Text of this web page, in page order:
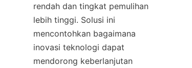
rendah dan tingkat pemulihan
lebih tinggi. Solusi ini
mencontohkan bagaimana
inovasi teknologi dapat
mendorong keberlanjutan